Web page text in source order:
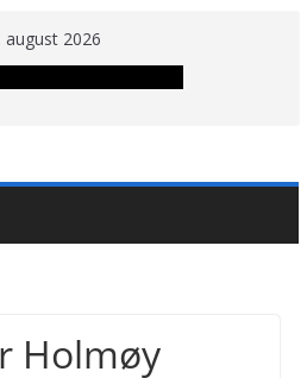
august 2026
Holmøy